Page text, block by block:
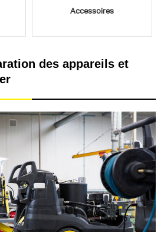
Accessoires
des appareils et